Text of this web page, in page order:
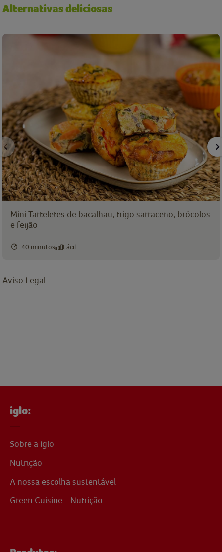
Alternativas deliciosas
Mini Tarteletes de bacalhau, trigo sarraceno, brócolos
e feijão
40 minutos Fácil
Aviso Legal
iglo:
Sobre a Iglo
Nutrição
A nossa escolha sustentável
Green Cuisine - Nutrição